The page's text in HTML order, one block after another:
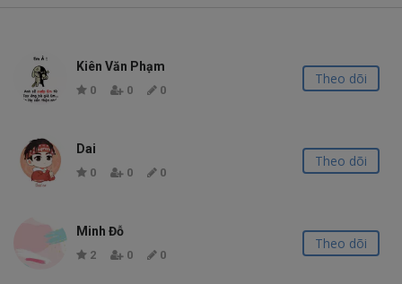
Kiên Văn Phạm
0 0 0
Theo dõi
Dai
0 0 0
Theo dõi
Minh Đỗ
2 0 0
Theo dõi